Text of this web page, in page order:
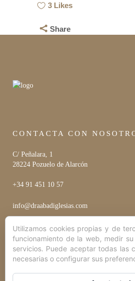
3 Likes
Share
CONTACTA CON
C/ Peñalara, 1
28224 Pozuelo de Alarcón
+34 91 451 10 57
info@draabadiglesias.com
HORARIO
Lunes a Viernes
10:00 hrs - 20:00 hrs
Utilizamos cookies propias y de
funcionamiento de la web, medir
servicios. Puede aceptar todas las
necesarias o configurar sus